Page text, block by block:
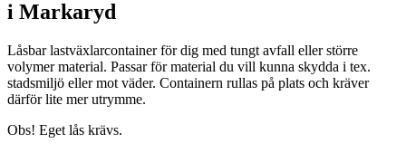
i Markaryd
Låsbar lastväxlarcontainer för dig med tungt avfall eller större
volymer material. Passar för material du vill kunna skydda i tex.
stadsmiljö eller mot väder. Containern rullas på plats och kräver
därför lite mer utrymme.
Obs! Eget lås krävs.